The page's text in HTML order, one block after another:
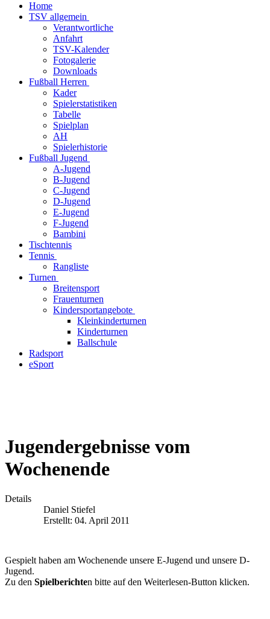
Home
TSV allgemein
Verantwortliche
Anfahrt
TSV-Kalender
Fotogalerie
Downloads
Fußball Herren
Kader
Spielerstatistiken
Tabelle
Spielplan
AH
Spielerhistorie
Fußball Jugend
A-Jugend
B-Jugend
C-Jugend
D-Jugend
E-Jugend
F-Jugend
Bambini
Tischtennis
Tennis
Rangliste
Turnen
Breitensport
Frauenturnen
Kindersportangebote
Kleinkinderturnen
Kinderturnen
Ballschule
Radsport
eSport
Jugendergebnisse vom
Wochenende
Details
Daniel Stiefel
Erstellt: 04. April 2011
Gespielt haben am Wochenende unsere E-Jugend und unsere D-
Jugend.
Zu den Spielberichten bitte auf den Weiterlesen-Button klicken.